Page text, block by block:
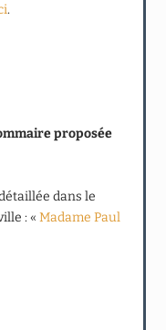
.
proposée
dans le
: «Madame Paul